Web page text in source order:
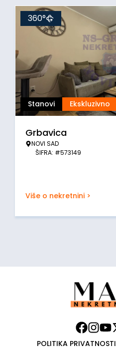
Stanovi Ekskluzivno
360°
Grbavica
NOVI SAD
ŠIFRA: #573149
Više o nekretnini >
POLITIKA PRIVATNOSTI